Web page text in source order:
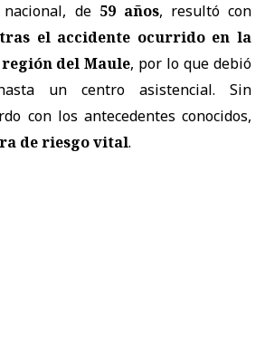
de 59 años, resultó con
el accidente ocurrido en la
del Maule, por lo que debió
un centro asistencial. Sin
con los antecedentes conocidos,
de riesgo vital.